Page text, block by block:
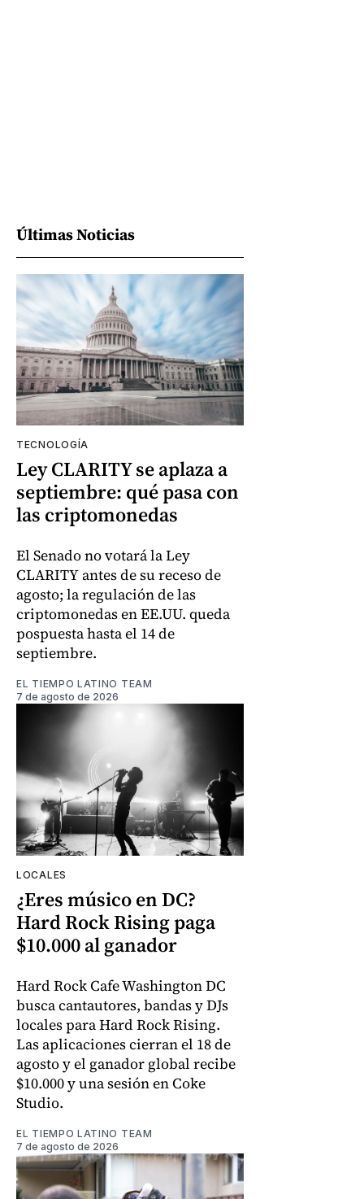
Últimas Noticias
TECNOLOGÍA
Ley CLARITY se aplaza a
septiembre: qué pasa con
las criptomonedas
El Senado no votará la Ley
CLARITY antes de su receso de
agosto; la regulación de las
criptomonedas en EE.UU. queda
pospuesta hasta el 14 de
septiembre.
EL TIEMPO LATINO TEAM
7 de agosto de 2026
LOCALES
¿Eres músico en DC?
Hard Rock Rising paga
$10.000 al ganador
Hard Rock Cafe Washington DC
busca cantautores, bandas y DJs
locales para Hard Rock Rising.
Las aplicaciones cierran el 18 de
agosto y el ganador global recibe
$10.000 y una sesión en Coke
Studio.
EL TIEMPO LATINO TEAM
7 de agosto de 2026